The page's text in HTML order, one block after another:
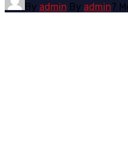
By admin By admin7